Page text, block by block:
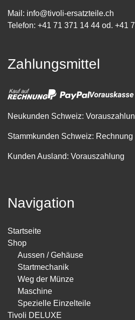
Mail: info@tivoli-ersatzteile.ch
Telefon: +41 71 371 14 44 od. +41
Zahlungsmittel
Neukunden Schweiz:
Stammkunden Schweiz: Rechnung
Kunden Ausland: Vorauszahlung
Navigation
Startseite
Shop
Aussen / Gehäuse
Startmechanik
Weg der Münze
Maschine
Spezielle Einzelteile
Tivoli DELUXE